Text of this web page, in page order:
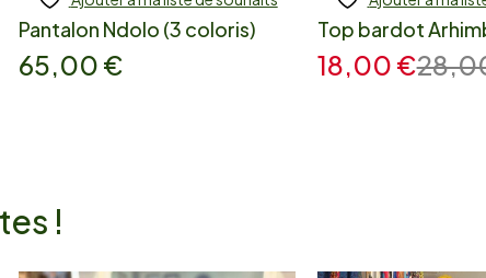
Pantalon Ndolo (3 coloris)
65,00 €
Top bardot
18,00 €
!